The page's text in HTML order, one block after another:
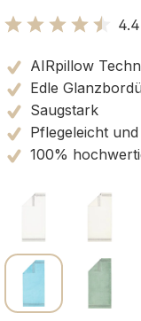
AIRpillow
Edle
Saugstark
Pflegeleicht
100%